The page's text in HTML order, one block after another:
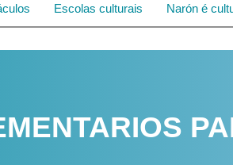
Escolas culturais Narón é